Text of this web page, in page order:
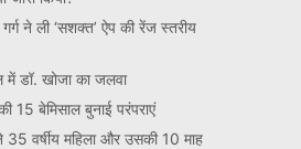
ने ली ‘सशक्त’ ऐप की रेंज स्तरीय
में डॉ. खोजा का जलवा
15 बेमिसाल बुनाई परंपराएं
वर्षीय महिला और उसकी 10 माह